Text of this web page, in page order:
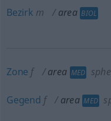
Bezirk m area BIOL
Zone f area MED
Gegend f area MED